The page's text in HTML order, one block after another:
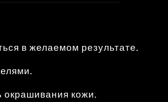
в желаемом результате.
окрашивания кожи.